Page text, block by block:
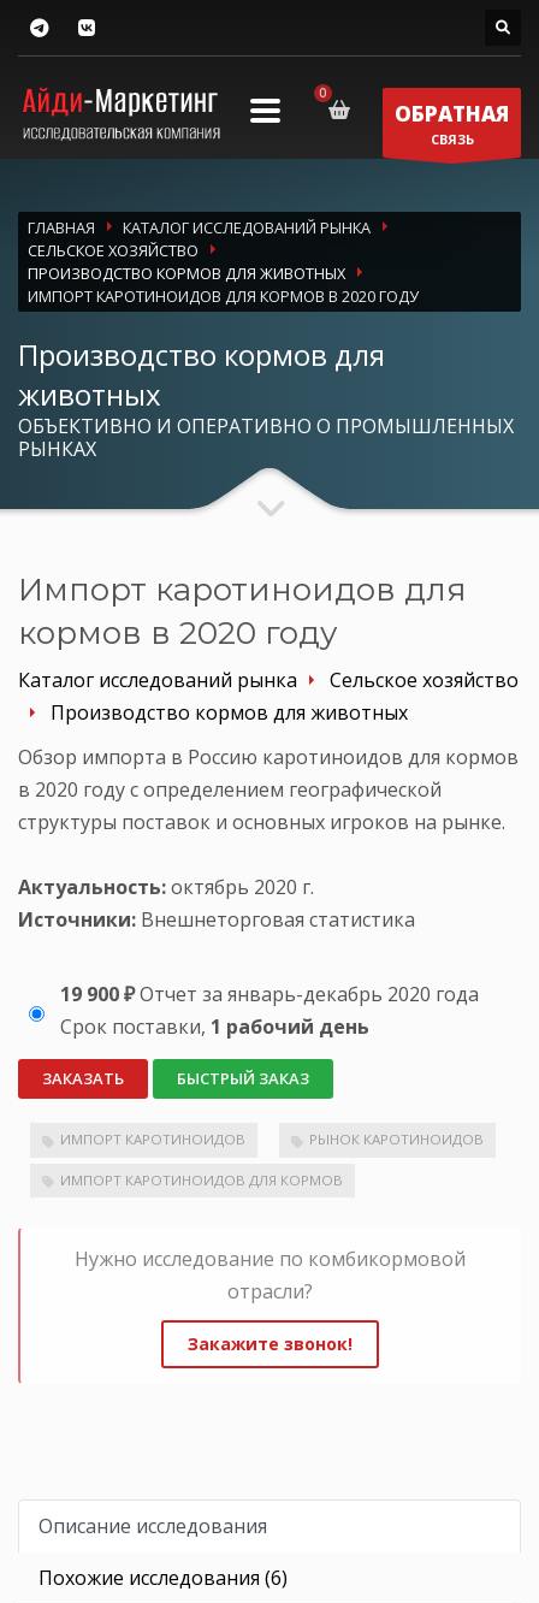
ОБРАТНАЯ
СВЯЗЬ
ГЛАВНАЯ
КАТАЛОГ ИССЛЕДОВАНИЙ РЫНКА
СЕЛЬСКОЕ ХОЗЯЙСТВО
ПРОИЗВОДСТВО КОРМОВ ДЛЯ ЖИВОТНЫХ
ИМПОРТ КАРОТИНОИДОВ ДЛЯ КОРМОВ В 2020 ГОДУ
Производство кормов для
животных
ОБЪЕКТИВНО И ОПЕРАТИВНО О ПРОМЫШЛЕННЫХ
РЫНКАХ
Импорт каротиноидов для
кормов в 2020 году
Каталог исследований рынка
Сельское хозяйство
Производство кормов для животных
Обзор импорта в Россию каротиноидов для кормов
в 2020 году с определением географической
структуры поставок и основных игроков на рынке.
Актуальность:октябрь 2020 г.
Источники: Внешнеторговая статистика
19 900 ₽Отчет за январь-декабрь 2020 года
Срок поставки, 1 рабочий день
ЗАКАЗАТЬ БЫСТРЫЙ ЗАКАЗ
ИМПОРТ КАРОТИНОИДОВ РЫНОК КАРОТИНОИДОВ
ИМПОРТ КАРОТИНОИДОВ ДЛЯ КОРМОВ
Нужно исследование по комбикормовой
отрасли?
Закажите звонок!
Описание исследования
Похожие исследования (6)